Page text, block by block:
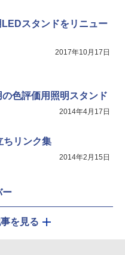
LEDスタンドをリニュー
2017年10月17日
色評価用照明スタンド
2014年4月17日
ちリンク集
2014年2月15日
ー
を見る